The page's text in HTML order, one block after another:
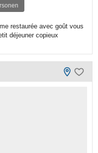
restaurée avec goût vous
déjeuner copieux